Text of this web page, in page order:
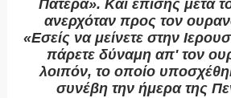
Πατέρα». Και επίσης μετά
ανερχόταν προς τον
«Εσείς να μείνετε στην
πάρετε δύναμη απ' τον
λοιπόν, το οποίο
συνέβη την ήμερα της